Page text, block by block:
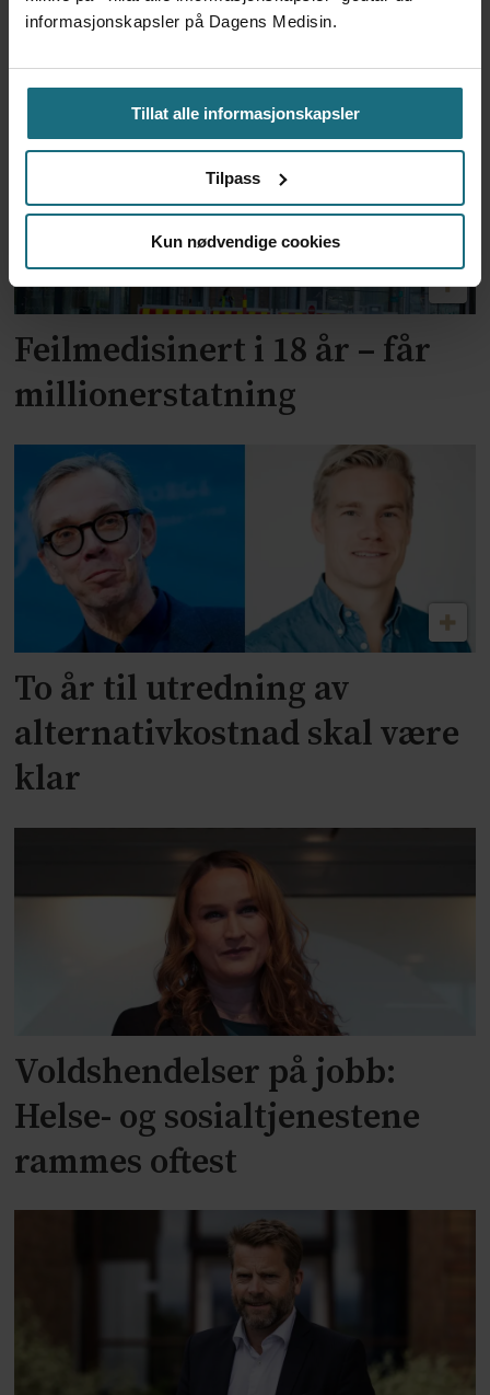
informasjonskapsler på Dagens Medisin.
Tillat alle informasjonskapsler
Tilpass
Kun nødvendige cookies
for utskrivning av store
mengder Ozempic
Feilmedisinert i 18 år – får
millionerstatning
To år til utredning av
alternativkostnad skal være
klar
Voldshendelser på jobb:
Helse- og sosialtjenestene
rammes oftest